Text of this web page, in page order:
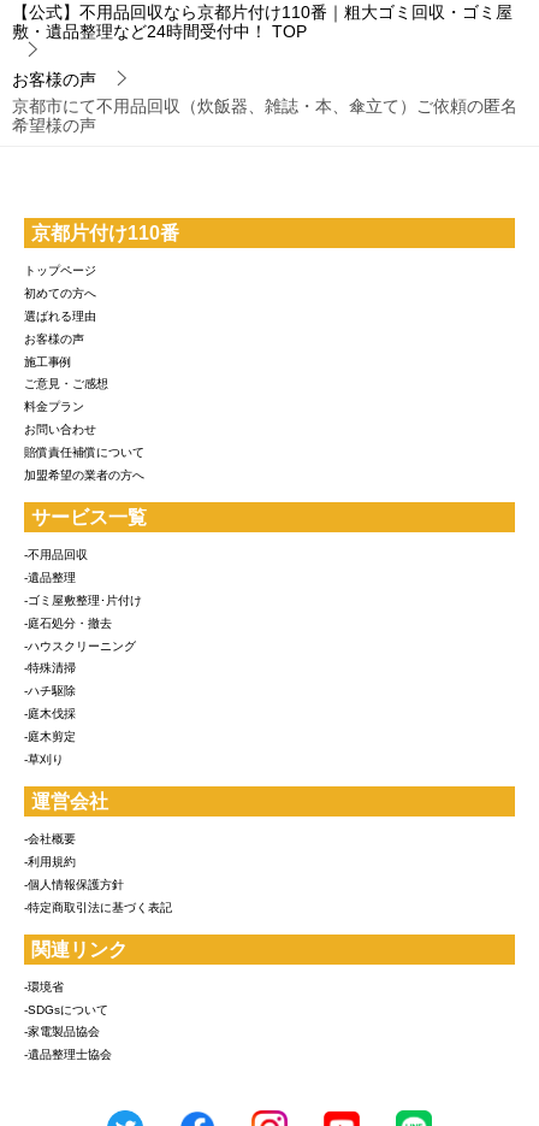
【公式】不用品回収なら京都片付け110番｜粗大ゴミ回収・ゴミ屋
敷・遺品整理など24時間受付中！
TOP
お客様の声
京都市にて不用品回収（炊飯器、雑誌・本、傘立て）ご依頼の匿名
希望様の声
京都片付け110番
トップページ
初めての方へ
選ばれる理由
お客様の声
施工事例
ご意見・ご感想
料金プラン
お問い合わせ
賠償責任補償について
加盟希望の業者の方へ
サービス一覧
-不用品回収
-遺品整理
-ゴミ屋敷整理･片付け
-庭石処分・撤去
-ハウスクリーニング
-特殊清掃
-ハチ駆除
-庭木伐採
-庭木剪定
-草刈り
運営会社
-会社概要
-利用規約
-個人情報保護方針
-特定商取引法に基づく表記
関連リンク
-環境省
-SDGsについて
-家電製品協会
-遺品整理士協会